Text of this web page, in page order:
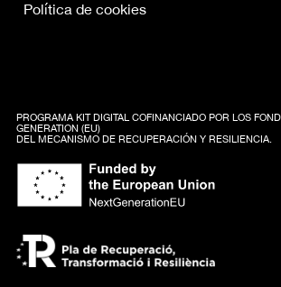
Política de cookies
PROGRAMA KIT DIGITAL COFINANCIADO POR LOS
GENERATION (EU)
DEL MECANISMO DE RECUPERACIÓN Y RESILIENCIA.